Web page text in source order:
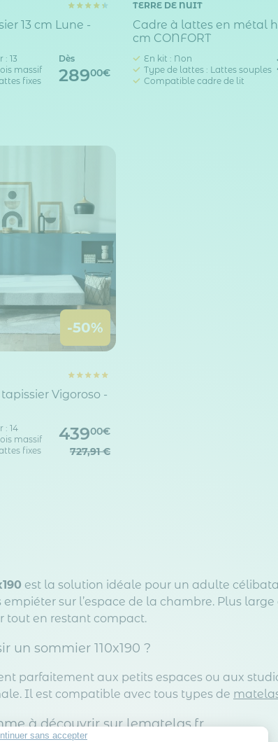
sans accepter
13 cm Lune -
13
massif
fixes
Dès
28900€
TERRE DE NUIT
Cadre à lattes en métal
cm CONFORT
En kit : Non
Type de lattes : Lattes souples
Compatible cadre de lit
-50%
Vigoroso -
: 14
massif
fixes
43900€
727,91 €
est la solution idéale pour un adulte
sur l’espace de la chambre. Plus
tout en restant compact.
un sommier 110x190 ?
parfaitement aux petits espaces ou aux
Il est compatible avec tous types de
à découvrir sur lematelas.fr